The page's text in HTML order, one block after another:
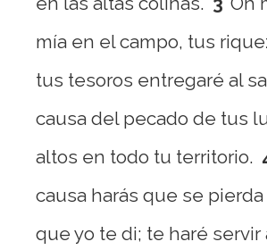
mía en el campo, tus
tus tesoros entregaré al
causa del pecado de tus
altos en todo tu territorio.
causa harás que se
que yo te di; te haré servir